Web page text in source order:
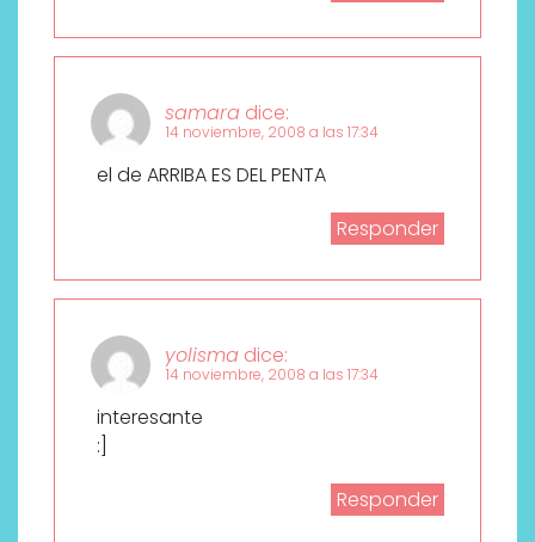
samara dice:
14 noviembre, 2008 a las 17:34
el de ARRIBA ES DEL PENTA
Responder
yolisma dice:
14 noviembre, 2008 a las 17:34
interesante
:]
Responder